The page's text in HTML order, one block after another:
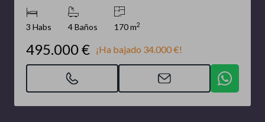
3 Habs 4 Baños 170 m2
495.000 € ¡Ha bajado 34.000 €!